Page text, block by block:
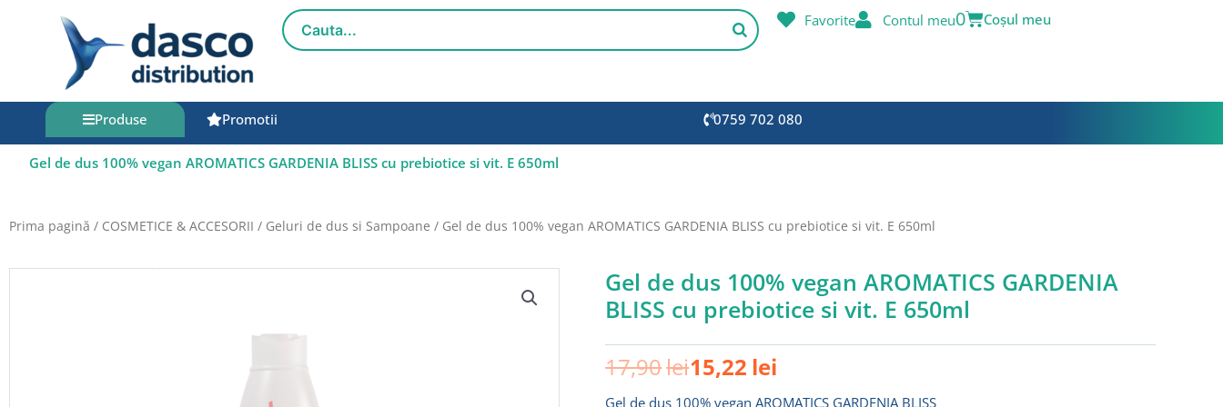
Favorite Contul meu0
Cart
Produse Promotii 0759 702 080
Gel de dus 100% vegan AROMATICS GARDENIA BLISS cu prebiotice si vit. E 650ml
Prima pagină / COSMETICE & ACCESORII / Geluri de dus si Sampoane / Gel de dus 100% vegan AROMATICS GARDENIA BLISS cu prebiotice si vit. E 650ml
Gel de dus 100% vegan AROMATICS GARDENIA
BLISS cu prebiotice si vit. E 650ml
17,90leiPrețul
inițial
15,22 leiPrețul
Gel de dus 100% vegan AROMATICS GARDENIA BLISS